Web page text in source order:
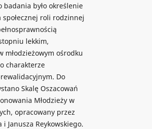
badania było określenie
społecznej roli rodzinnej
lekkim,
młodzieżowym ośrodku
charakterze
Do
Skalę Oszacowań
Młodzieży w
opracowany przez
Janusza Reykowskiego.